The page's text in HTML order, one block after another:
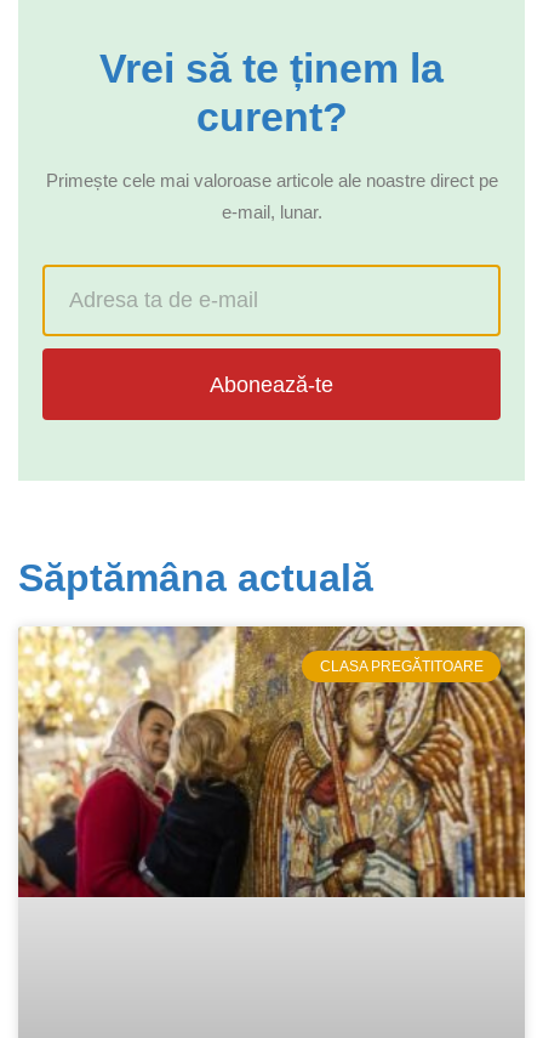
Vrei să te ținem la
curent?
Primește cele mai valoroase articole ale noastre direct pe
e-mail, lunar.
Abonează-te
Săptămâna actuală
CLASA PREGĂTITOARE